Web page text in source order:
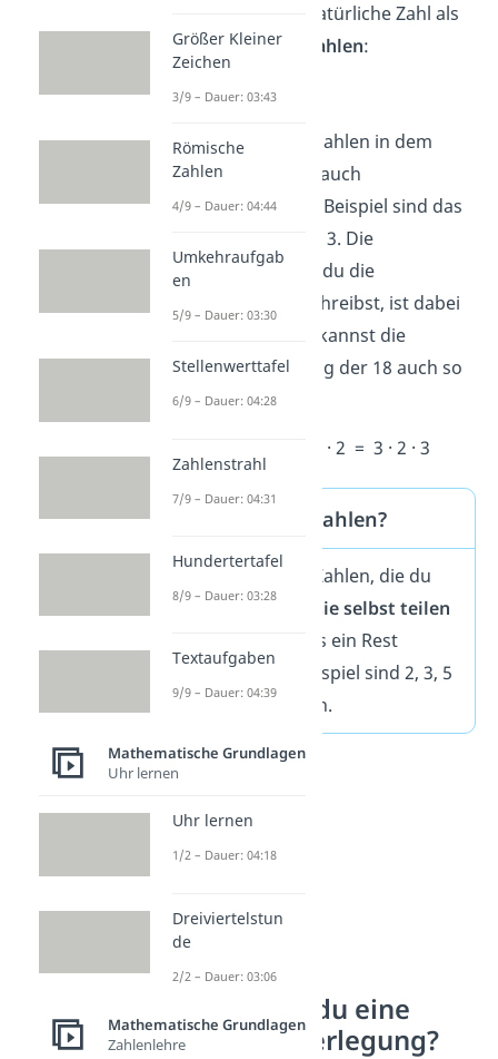
schreibst du eine natürliche Zahl als
Produkt ausPrimzahlen:
18 = 2 · 3 · 3
Die einzelnen Primzahlen in dem
Produkt nennst du auch
Primfaktoren. Zum Beispiel sind das
bei der 18 die 2 und 3. Die
Reihenfolge, in der du die
Primfaktoren aufschreibst, ist dabei
. Das heißt, du kannst die
Primfaktorzerlegung der 18 auch so
schreiben:
18 = 2 · 3 · 3 = 3 · 3 · 2 = 3 · 2 · 3
Was sind Primzahlen?
Primzahlen sind Zahlen, die du
nurdurch 1 und sie selbst teilen
kannst, ohne dass ein Rest
entsteht. Zum Beispiel sind 2, 3, 5
oder 7 Primzahlen.
Wie machst du eine
Primfaktorzerlegung?
Größer Kleiner
Zeichen
3/9 – Dauer: 03:43
Römische
Zahlen
4/9 – Dauer: 04:44
Umkehraufgab
en
5/9 – Dauer: 03:30
Stellenwerttafel
6/9 – Dauer: 04:28
Zahlenstrahl
7/9 – Dauer: 04:31
Hundertertafel
8/9 – Dauer: 03:28
Textaufgaben
9/9 – Dauer: 04:39
Mathematische Grundlagen
Uhr lernen
Uhr lernen
1/2 – Dauer: 04:18
Dreiviertelstun
de
2/2 – Dauer: 03:06
Mathematische Grundlagen
Zahlenlehre